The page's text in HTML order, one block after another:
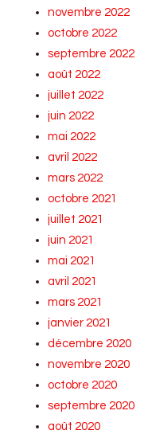
novembre 2022
octobre 2022
septembre 2022
août 2022
juillet 2022
juin 2022
mai 2022
avril 2022
mars 2022
octobre 2021
juillet 2021
juin 2021
mai 2021
avril 2021
mars 2021
janvier 2021
décembre 2020
novembre 2020
octobre 2020
septembre 2020
août 2020